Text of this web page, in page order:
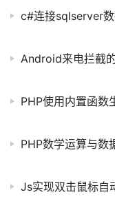
c#连接sqlserver数
Android来电拦截
PHP使用内置函数
PHP数学运算与数
Js实现双击鼠标自